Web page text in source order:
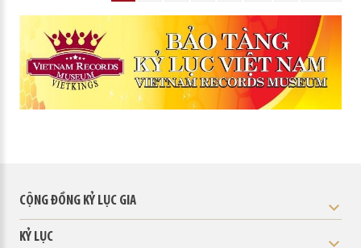
CỘNG ĐỒNG KỶ LỤC GIA
KỶ LỤC